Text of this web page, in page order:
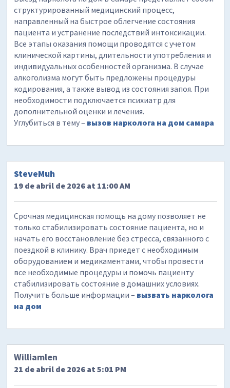
структурированный медицинский процесс,
направленный на быстрое облегчение состояния
пациента и устранение последствий интоксикации.
Все этапы оказания помощи проводятся с учетом
клинической картины, длительности употребления и
индивидуальных особенностей организма. В случае
алкоголизма могут быть предложены процедуры
кодирования, а также вывод из состояния запоя. При
необходимости подключается психиатр для
дополнительной оценки и лечения.
Углубиться в тему – вызов нарколога на дом самара
SteveMuh
19 de abril de 2026 at 11:00 AM
Срочная медицинская помощь на дому позволяет не
только стабилизировать состояние пациента, но и
начать его восстановление без стресса, связанного с
поездкой в клинику. Врач приедет с необходимым
оборудованием и медикаментами, чтобы провести
все необходимые процедуры и помочь пациенту
стабилизировать состояние в домашних условиях.
Получить больше информации – вызвать нарколога
на дом
Williamlen
21 de abril de 2026 at 5:01 PM